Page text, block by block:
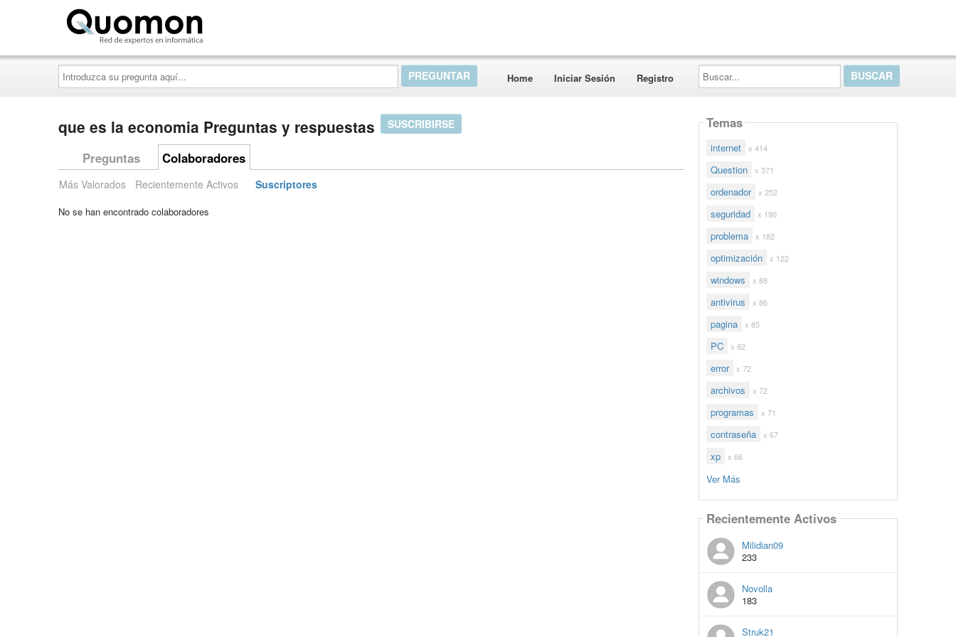
Introduzca
su
pregunta
aquí...
Home Iniciar Sesión Registro
Buscar...
que es la economia Preguntas y respuestas SUSCRIBIRSE
Preguntas Colaboradores
Más Valorados Recientemente Activos Suscriptores
No se han encontrado colaboradores
Temas
internet x 414
Question x 371
ordenador x 252
seguridad x 190
problema x 182
optimización x 122
windows x 88
antivirus x 86
pagina x 85
PC x 82
error x 72
archivos x 72
programas x 71
contraseña x 67
xp x 66
Ver Más
Recientemente Activos
Milidian09
233
Novolla
183
Struk21